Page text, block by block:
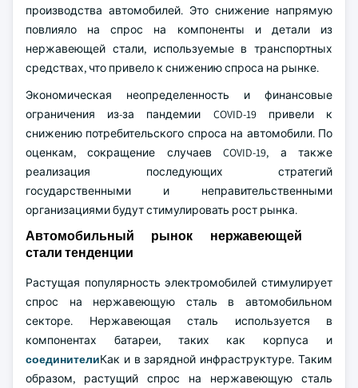
производства автомобилей. Это снижение напрямую
повлияло на спрос на компоненты и детали из
нержавеющей стали, используемые в транспортных
средствах, что привело к снижению спроса на рынке.
Экономическая неопределенность и финансовые
ограничения из-за пандемии COVID-19 привели к
снижению потребительского спроса на автомобили. По
оценкам, сокращение случаев COVID-19, а также
реализация последующих стратегий
государственными и неправительственными
организациями будут стимулировать рост рынка.
Автомобильный рынок нержавеющей
стали тенденции
Растущая популярность электромобилей стимулирует
спрос на нержавеющую сталь в автомобильном
секторе. Нержавеющая сталь используется в
компонентах батареи, таких как корпуса и
соединителиКак и в зарядной инфраструктуре. Таким
образом, растущий спрос на нержавеющую сталь